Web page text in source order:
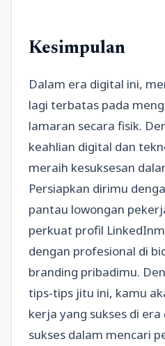
Kesimpulan
Dalam era digital ini,
lagi terbatas pada
lamaran secara fisik.
keahlian digital dan
meraih kesuksesan
Persiapkan dirimu
pantau lowongan
perkuat profil
dengan profesional di
branding pribadimu.
tips-tips jitu ini, kamu
kerja yang sukses di
sukses dalam mencari